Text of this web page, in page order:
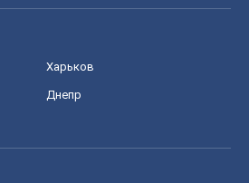
Харьков
Днепр